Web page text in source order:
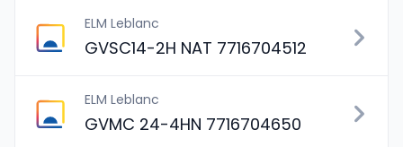
ELM Leblanc
GVSC14-2H NAT 7716704512
ELM Leblanc
GVMC 24-4HN 7716704650